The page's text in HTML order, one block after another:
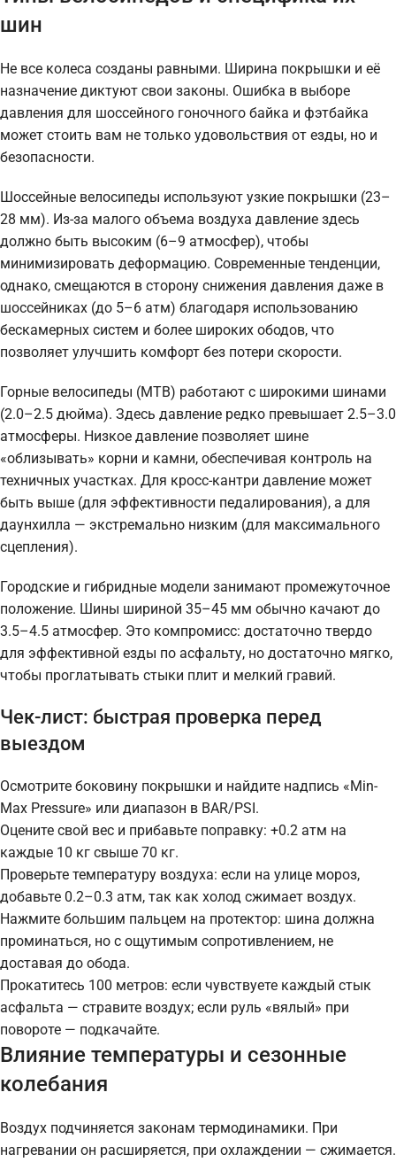
шин
Не все колеса созданы равными. Ширина покрышки и её
назначение диктуют свои законы. Ошибка в выборе
давления для шоссейного гоночного байка и фэтбайка
может стоить вам не только удовольствия от езды, но и
безопасности.
Шоссейные велосипеды используют узкие покрышки (23–
28 мм). Из-за малого объема воздуха давление здесь
должно быть высоким (6–9 атмосфер), чтобы
минимизировать деформацию. Современные тенденции,
однако, смещаются в сторону снижения давления даже в
шоссейниках (до 5–6 атм) благодаря использованию
бескамерных систем и более широких ободов, что
позволяет улучшить комфорт без потери скорости.
Горные велосипеды (MTB) работают с широкими шинами
(2.0–2.5 дюйма). Здесь давление редко превышает 2.5–3.0
атмосферы. Низкое давление позволяет шине
«облизывать» корни и камни, обеспечивая контроль на
техничных участках. Для кросс-кантри давление может
быть выше (для эффективности педалирования), а для
даунхилла — экстремально низким (для максимального
сцепления).
Городские и гибридные модели занимают промежуточное
положение. Шины шириной 35–45 мм обычно качают до
3.5–4.5 атмосфер. Это компромисс: достаточно твердо
для эффективной езды по асфальту, но достаточно мягко,
чтобы проглатывать стыки плит и мелкий гравий.
Чек-лист: быстрая проверка перед
выездом
Осмотрите боковину покрышки и найдите надпись «Min-
Max Pressure» или диапазон в BAR/PSI.
Оцените свой вес и прибавьте поправку: +0.2 атм на
каждые 10 кг свыше 70 кг.
Проверьте температуру воздуха: если на улице мороз,
добавьте 0.2–0.3 атм, так как холод сжимает воздух.
Нажмите большим пальцем на протектор: шина должна
проминаться, но с ощутимым сопротивлением, не
доставая до обода.
Прокатитесь 100 метров: если чувствуете каждый стык
асфальта — стравите воздух; если руль «вялый» при
повороте — подкачайте.
Влияние температуры и сезонные
колебания
Воздух подчиняется законам термодинамики. При
нагревании он расширяется, при охлаждении — сжимается.